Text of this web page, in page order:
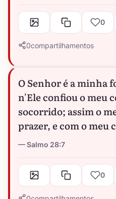
0
0compartilhamentos
O Senhor é a minha
n'Ele confiou o meu
socorrido; assim o
prazer, e com o meu
Salmo 28:7
0